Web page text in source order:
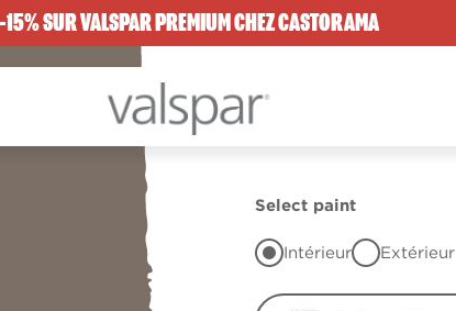
-15% SUR VALSPAR PREMIUM CHEZ CASTORAMA
Select paint
Intérieur Extérieur